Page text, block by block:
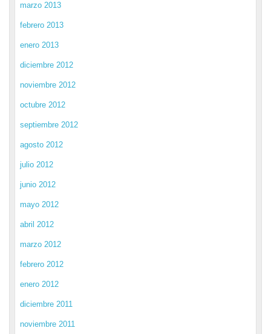
marzo 2013
febrero 2013
enero 2013
diciembre 2012
noviembre 2012
octubre 2012
septiembre 2012
agosto 2012
julio 2012
junio 2012
mayo 2012
abril 2012
marzo 2012
febrero 2012
enero 2012
diciembre 2011
noviembre 2011